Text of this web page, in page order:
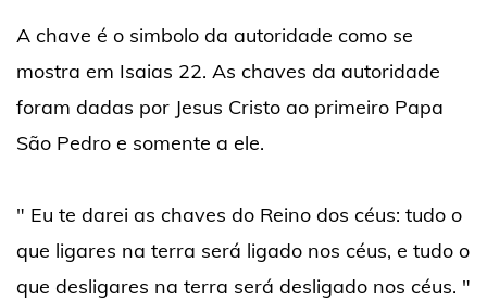
A chave é o simbolo da autoridade como se
mostra em Isaias 22. As chaves da autoridade
foram dadas por Jesus Cristo ao primeiro Papa
São Pedro e somente a ele.
" Eu te darei as chaves do Reino dos céus: tudo o
que ligares na terra será ligado nos céus, e tudo o
que desligares na terra será desligado nos céus. "